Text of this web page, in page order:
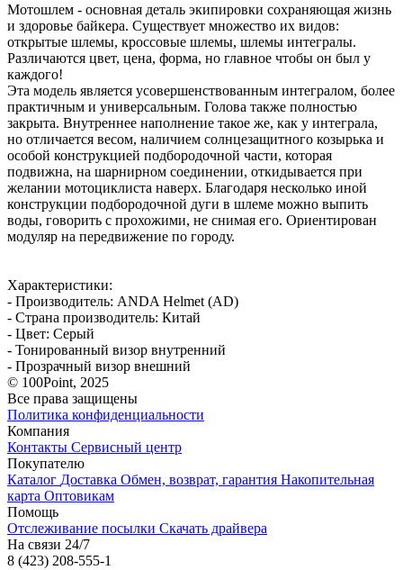
Мотошлем - основная деталь экипировки сохраняющая жизнь
и здоровье байкера. Существует множество их видов:
открытые шлемы, кроссовые шлемы, шлемы интегралы.
Различаются цвет, цена, форма, но главное чтобы он был у
каждого!
Эта модель является усовершенствованным интегралом, более
практичным и универсальным. Голова также полностью
закрыта. Внутреннее наполнение такое же, как у интеграла,
но отличается весом, наличием солнцезащитного козырька и
особой конструкцией подбородочной части, которая
подвижна, на шарнирном соединении, откидывается при
желании мотоциклиста наверх. Благодаря несколько иной
конструкции подбородочной дуги в шлеме можно выпить
воды, говорить с прохожими, не снимая его. Ориентирован
модуляр на передвижение по городу.
Характеристики:
- Производитель: ANDA Helmet (AD)
- Страна производитель: Китай
- Цвет: Серый
- Тонированный визор внутренний
- Прозрачный визор внешний
© 100Point, 2025
Все права защищены
Политика конфиденциальности
Компания
Контакты Сервисный центр
Покупателю
Каталог Доставка Обмен, возврат, гарантия Накопительная
карта Оптовикам
Помощь
Отслеживание посылки Скачать драйвера
На связи 24/7
8 (423) 208-555-1